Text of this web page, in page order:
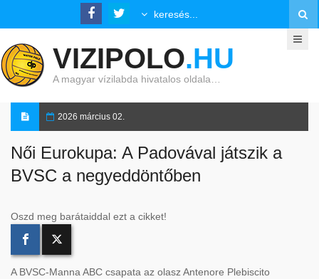
VIZIPOLO.HU
A magyar vízilabda hivatalos oldala…
2026 március 02.
Női Eurokupa: A Padovával játszik a
BVSC a negyeddöntőben
Oszd meg barátaiddal ezt a cikket!
A BVSC-Manna ABC csapata az olasz Antenore Plebiscito